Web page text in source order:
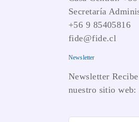
Secretaría
+56 9 85405816
fide@fide.cl
Newsletter
Newsletter
nuestro sitio web: